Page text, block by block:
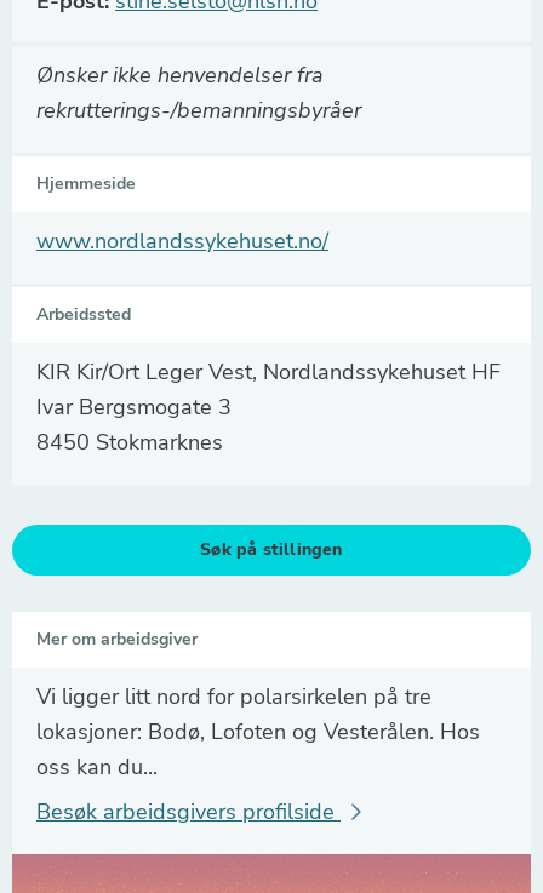
Ønsker ikke henvendelser fra
rekrutterings-/bemanningsbyråer
Hjemmeside
www.nordlandssykehuset.no/
Arbeidssted
KIR Kir/Ort Leger Vest, Nordlandssykehuset HF
Ivar Bergsmogate 3
8450 Stokmarknes
Søk på stillingen
Mer om arbeidsgiver
Vi ligger litt nord for polarsirkelen på tre
lokasjoner: Bodø, Lofoten og Vesterålen. Hos
oss kan du...
Besøk arbeidsgivers profilside